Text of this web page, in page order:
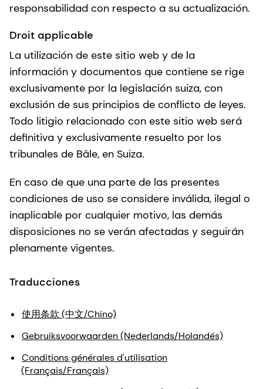
responsabilidad con respecto a su actualización.
Droit applicable
La utilización de este sitio web y de la
información y documentos que contiene se rige
exclusivamente por la legislación suiza, con
exclusión de sus principios de conflicto de leyes.
Todo litigio relacionado con este sitio web será
definitiva y exclusivamente resuelto por los
tribunales de Bâle, en Suiza.
En caso de que una parte de las presentes
condiciones de uso se considere inválida, ilegal o
inaplicable por cualquier motivo, las demás
disposiciones no se verán afectadas y seguirán
plenamente vigentes.
Traducciones
使用条款 (中文/Chino)
Gebruiksvoorwaarden (Nederlands/Holandés)
Conditions générales d'utilisation
(Français/Français)